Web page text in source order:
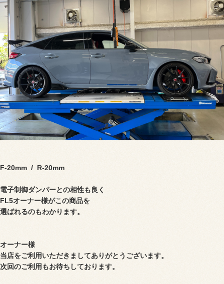
F-20mm / R-20mm
電子制御ダンパーとの相性も良く
FL5オーナー様がこの商品を
選ばれるのもわかります。
オーナー様
当店をご利用いただきましてありがとうございます。
次回のご利用もお待ちしております。